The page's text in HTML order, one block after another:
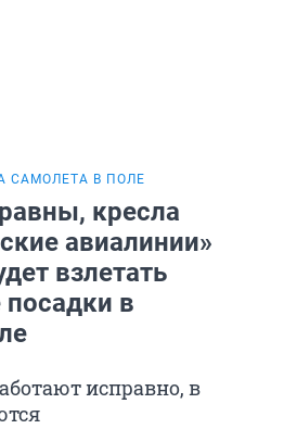
САМОЛЕТА В ПОЛЕ
кресла
авиалинии»
взлетать
в
исправно, в